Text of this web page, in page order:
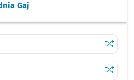
Gaj
Sprawdź
Sprawdź
Most